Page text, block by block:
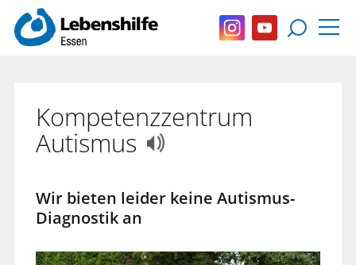
Kompetenzzentrum
Autismus
Wir bieten leider keine Autismus-
Diagnostik an